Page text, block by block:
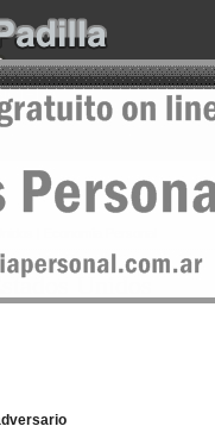
| Economía Personal
Unidos